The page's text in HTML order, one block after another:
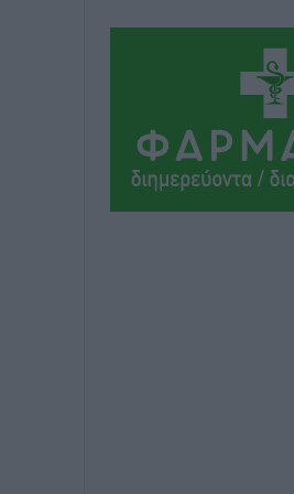
πριν 2
Γ.Σ. Διαγόρας: Στα
Janni Pembe
Αθλητικά• πριν 4 ώρες